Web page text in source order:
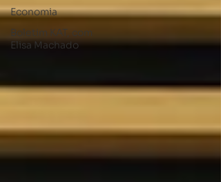
Economia
Boletim KAT, com
Elisa Machado